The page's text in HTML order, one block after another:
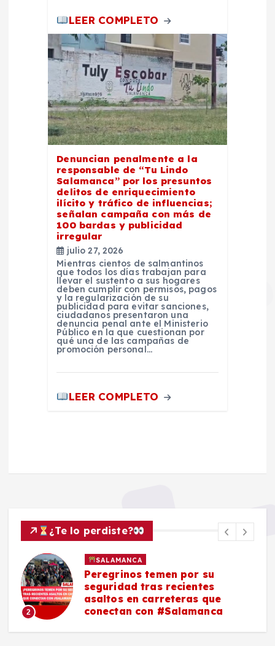
LEER COMPLETO
Denuncian penalmente a la
responsable de “Tu Lindo
Salamanca” por los presuntos
delitos de enriquecimiento
ilícito y tráfico de influencias;
señalan campaña con más de
100 bardas y publicidad
irregular
julio 27, 2026
Mientras cientos de salmantinos
que todos los días trabajan para
llevar el sustento a sus hogares
deben cumplir con permisos, pagos
y la regularización de su
publicidad para evitar sanciones,
ciudadanos presentaron una
denuncia penal ante el Ministerio
Público en la que cuestionan por
qué una de las campañas de
promoción personal…
LEER COMPLETO
¿Te lo perdiste?
2
SALAMANCA
Peregrinos temen por su
seguridad tras recientes
asaltos en carreteras que
conectan con #Salamanca